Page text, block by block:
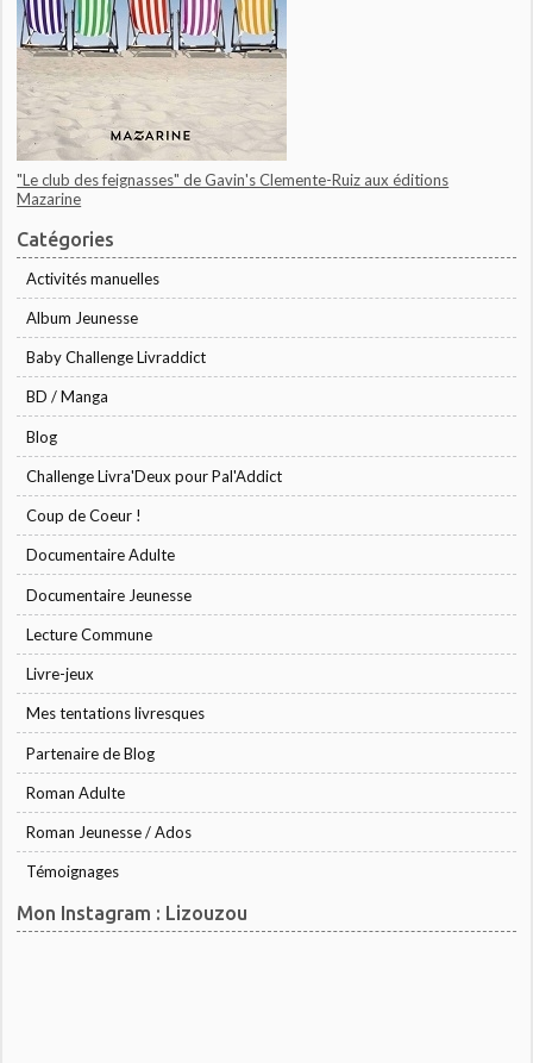
"Le club des feignasses" de Gavin's Clemente-Ruiz aux éditions
Mazarine
Catégories
Activités manuelles
Album Jeunesse
Baby Challenge Livraddict
BD / Manga
Blog
Challenge Livra'Deux pour Pal'Addict
Coup de Coeur !
Documentaire Adulte
Documentaire Jeunesse
Lecture Commune
Livre-jeux
Mes tentations livresques
Partenaire de Blog
Roman Adulte
Roman Jeunesse / Ados
Témoignages
Mon Instagram : Lizouzou